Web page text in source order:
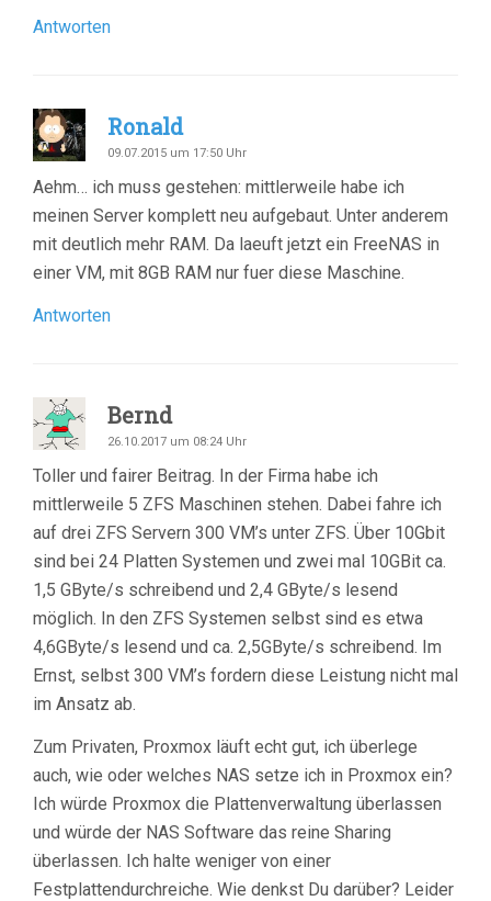
Antworten
Ronald
09.07.2015 um 17:50 Uhr
Aehm… ich muss gestehen: mittlerweile habe ich
meinen Server komplett neu aufgebaut. Unter anderem
mit deutlich mehr RAM. Da laeuft jetzt ein FreeNAS in
einer VM, mit 8GB RAM nur fuer diese Maschine.
Antworten
Bernd
26.10.2017 um 08:24 Uhr
Toller und fairer Beitrag. In der Firma habe ich
mittlerweile 5 ZFS Maschinen stehen. Dabei fahre ich
auf drei ZFS Servern 300 VM’s unter ZFS. Über 10Gbit
sind bei 24 Platten Systemen und zwei mal 10GBit ca.
1,5 GByte/s schreibend und 2,4 GByte/s lesend
möglich. In den ZFS Systemen selbst sind es etwa
4,6GByte/s lesend und ca. 2,5GByte/s schreibend. Im
Ernst, selbst 300 VM’s fordern diese Leistung nicht mal
im Ansatz ab.
Zum Privaten, Proxmox läuft echt gut, ich überlege
auch, wie oder welches NAS setze ich in Proxmox ein?
Ich würde Proxmox die Plattenverwaltung überlassen
und würde der NAS Software das reine Sharing
überlassen. Ich halte weniger von einer
Festplattendurchreiche. Wie denkst Du darüber? Leider